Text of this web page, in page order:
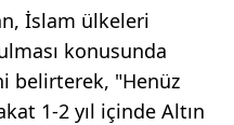
İslam ülkeleri
konusunda
belirterek, "Henüz
1-2 yıl içinde Altın